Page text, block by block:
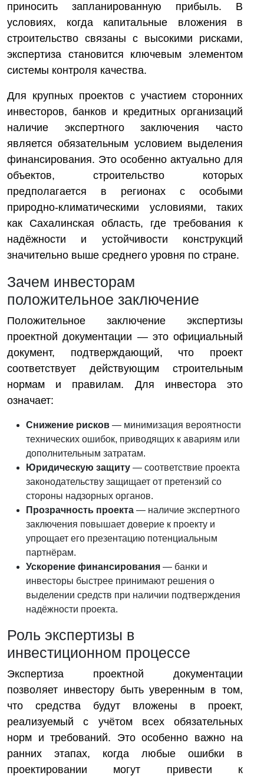
приносить запланированную прибыль. В
условиях, когда капитальные вложения в
строительство связаны с высокими рисками,
экспертиза становится ключевым элементом
системы контроля качества.
Для крупных проектов с участием сторонних
инвесторов, банков и кредитных организаций
наличие экспертного заключения часто
является обязательным условием выделения
финансирования. Это особенно актуально для
объектов, строительство которых
предполагается в регионах с особыми
природно-климатическими условиями, таких
как Сахалинская область, где требования к
надёжности и устойчивости конструкций
значительно выше среднего уровня по стране.
Зачем инвесторам
положительное заключение
Положительное заключение экспертизы
проектной документации — это официальный
документ, подтверждающий, что проект
соответствует действующим строительным
нормам и правилам. Для инвестора это
означает:
Снижение рисков — минимизация вероятности
технических ошибок, приводящих к авариям или
дополнительным затратам.
Юридическую защиту — соответствие проекта
законодательству защищает от претензий со
стороны надзорных органов.
Прозрачность проекта — наличие экспертного
заключения повышает доверие к проекту и
упрощает его презентацию потенциальным
партнёрам.
Ускорение финансирования — банки и
инвесторы быстрее принимают решения о
выделении средств при наличии подтверждения
надёжности проекта.
Роль экспертизы в
инвестиционном процессе
Экспертиза проектной документации
позволяет инвестору быть уверенным в том,
что средства будут вложены в проект,
реализуемый с учётом всех обязательных
норм и требований. Это особенно важно на
ранних этапах, когда любые ошибки в
проектировании могут привести к